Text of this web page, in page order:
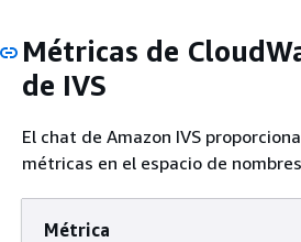
Métricas de
de IVS
El chat de Amazon IVS
métricas en el espacio de nombres
Métrica